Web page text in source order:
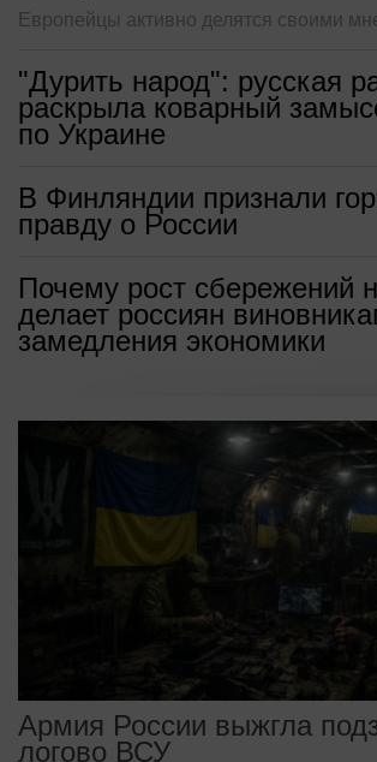
Европейцы активно делятся своими
"Дурить народ": русская
раскрыла коварный
по Украине
В Финляндии признали
правду о России
Почему рост сбережений
делает россиян
замедления экономики
Армия России выжгла
логово ВСУ